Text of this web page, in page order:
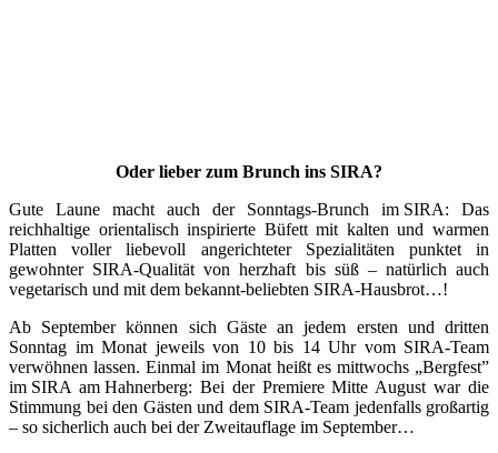
Oder lieber zum Brunch ins SIRA?
Gute Laune macht auch der Sonntags-Brunch im SIRA: Das
reichhaltige orientalisch inspirierte Büfett mit kalten und warmen
Platten voller liebevoll angerichteter Spezialitäten punktet in
gewohnter SIRA-Qualität von herzhaft bis süß – natürlich auch
vegetarisch und mit dem bekannt-beliebten SIRA-Hausbrot…!
Ab September können sich Gäste an jedem ersten und dritten
Sonntag im Monat jeweils von 10 bis 14 Uhr vom SIRA-Team
verwöhnen lassen. Einmal im Monat heißt es mittwochs „Bergfest”
im SIRA am Hahnerberg: Bei der Premiere Mitte August war die
Stimmung bei den Gästen und dem SIRA-Team jedenfalls großartig
– so sicherlich auch bei der Zweitauflage im September…